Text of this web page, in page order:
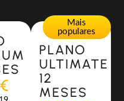
Mais
populares
PLANO
ULTIMATE
12
MESES